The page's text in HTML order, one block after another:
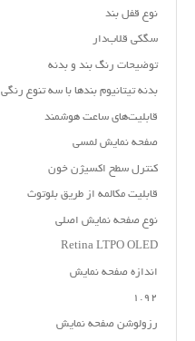
نوع قفل بند
سگکی قلاب‌دار
توضیحات رنگ بند و بدنه
‌بدنه تیتانیوم بند‌ها با سه تنوع رنگی
قابلیت‌های ساعت هوشمند
صفحه نمایش لمسی
کنترل سطح اکسیژن خون
قابلیت مکالمه از طریق بلوتوث
نوع صفحه نمایش اصلی
Retina LTPO OLED
اندازه صفحه نمایش
۱.۹۲
رزولوشن صفحه نمایش